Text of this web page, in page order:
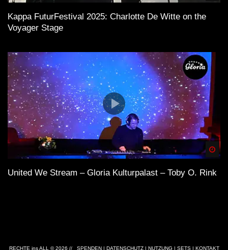
Kappa FuturFestival 2025: Charlotte De Witte on the
Voyager Stage
United We Stream – Gloria Kulturpalast – Toby O. Rink
RECHTE ins ALL © 2026 // SPENDEN| DATENSCHUTZ| NUTZUNG | SETS| KONTAKT